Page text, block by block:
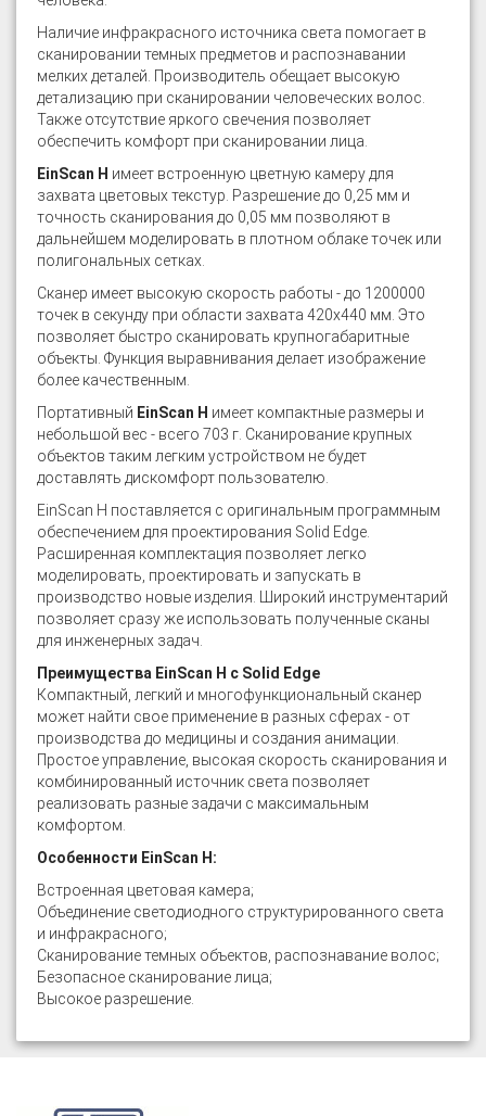
Наличие инфракрасного источника света помогает в
сканировании темных предметов и распознавании
мелких деталей. Производитель обещает высокую
детализацию при сканировании человеческих волос.
Также отсутствие яркого свечения позволяет
обеспечить комфорт при сканировании лица.
EinScan H имеет встроенную цветную камеру для
захвата цветовых текстур. Разрешение до 0,25 мм и
точность сканирования до 0,05 мм позволяют в
дальнейшем моделировать в плотном облаке точек или
полигональных сетках.
Сканер имеет высокую скорость работы - до 1200000
точек в секунду при области захвата 420х440 мм. Это
позволяет быстро сканировать крупногабаритные
объекты. Функция выравнивания делает изображение
более качественным.
Портативный EinScan H имеет компактные размеры и
небольшой вес - всего 703 г. Сканирование крупных
объектов таким легким устройством не будет
доставлять дискомфорт пользователю.
EinScan H поставляется с оригинальным программным
обеспечением для проектирования Solid Edge.
Расширенная комплектация позволяет легко
моделировать, проектировать и запускать в
производство новые изделия. Широкий инструментарий
позволяет сразу же использовать полученные сканы
для инженерных задач.
Преимущества EinScan H с Solid Edge
Компактный, легкий и многофункциональный сканер
может найти свое применение в разных сферах - от
производства до медицины и создания анимации.
Простое управление, высокая скорость сканирования и
комбинированный источник света позволяет
реализовать разные задачи с максимальным
комфортом.
Особенности EinScan H:
Встроенная цветовая камера;
Объединение светодиодного структурированного света
и инфракрасного;
Сканирование темных объектов, распознавание волос;
Безопасное сканирование лица;
Высокое разрешение.